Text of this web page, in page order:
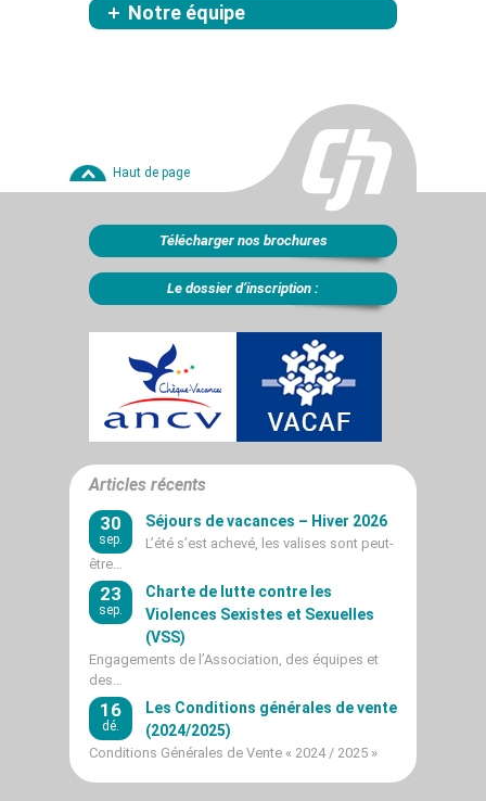
Notre équipe
Haut de page
Télécharger nos brochures
Le dossier d’inscription :
Articles récents
30
sep.
Séjours de vacances – Hiver 2026
L’été s’est achevé, les valises sont peut-
être…
23
sep.
Charte de lutte contre les
Violences Sexistes et Sexuelles
(VSS)
Engagements de l’Association, des équipes et
des…
16
dé.
Les Conditions générales de vente
(2024/2025)
Conditions Générales de Vente « 2024 / 2025 »